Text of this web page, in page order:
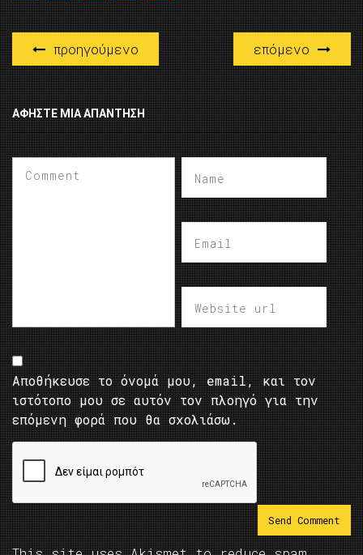
προηγούμενο επόμενο
ΑΦΉΣΤΕ ΜΙΑ ΑΠΆΝΤΗΣΗ
Αποθήκευσε το όνομά μου, email, και τον
ιστότοπο μου σε αυτόν τον πλοηγό για την
επόμενη φορά που θα σχολιάσω.